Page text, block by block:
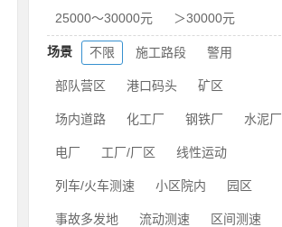
25000～30000元 ＞30000元
场景 不限 施工路段 警用
部队营区 港口码头 矿区
场内道路 化工厂 钢铁厂 水泥厂
电厂 工厂/厂区 线性运动
列车/火车测速 小区院内 园区
事故多发地 流动测速 区间测速